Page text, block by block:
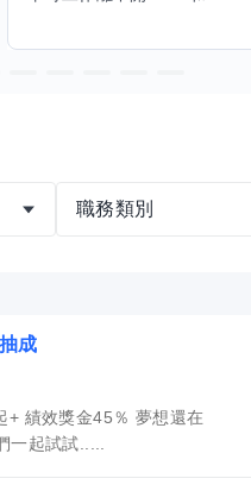
職務類別
成
+ 績效獎金45％ 夢想還在
起試試.....